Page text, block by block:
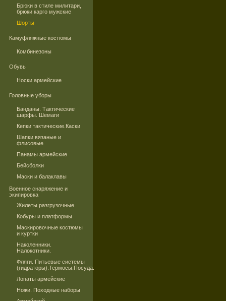
Брюки в стиле милитари,
брюки карго мужские
Шорты
Камуфляжные костюмы
Комбинезоны
Обувь
Носки армейские
Головные уборы
Банданы. Тактические
шарфы. Шемаги
Кепки тактические.Каски
Шапки вязаные и
флисовые
Панамы армейские
Бейсболки
Маски и балаклавы
Военное снаряжение и
экипировка
Жилеты разгрузочные
Кобуры и платформы
Маскировочные костюмы
и куртки
Наколенники.
Налокотники.
Фляги. Питьевые системы
(гидраторы).Термосы.Посуда.
Лопаты армейские
Ножи. Походные наборы